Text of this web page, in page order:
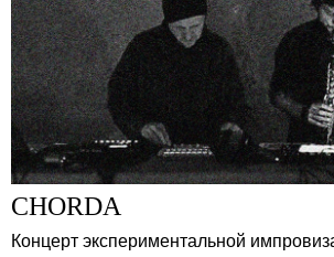
CHORDA
Концерт экспериментальной